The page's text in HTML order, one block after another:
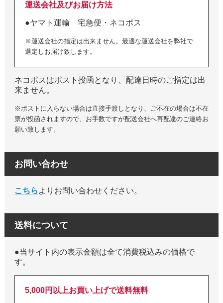
運送会社及びお届け方法
●ヤマト運輸 宅急便・ネコポス
※運送会社の指定は出来ません。最適な運送会社を弊社で
選定しお届け致します。
ネコポスはポスト投函となり、配達日時のご指定は出
来ません。
※ポストに入らない場合は直接手渡しとなり、ご不在の場合は不在
票が投函されますので、お手数ですが配送会社へ再配達のご連絡お
願い致します。
お問い合わせ
こちら よりお問い合わせください。
送料について
●当サイト内の表示金額は全て消費税込みの価格で
す。
5,000円以上お買い上げで送料無料